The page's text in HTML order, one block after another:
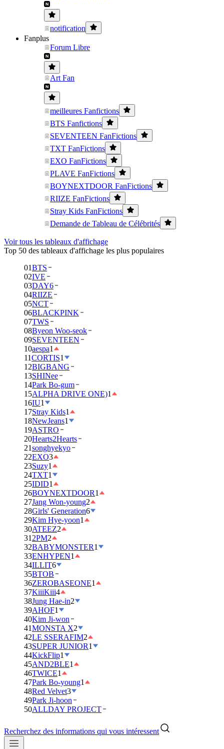
notification
Fanplus
Forum Libre
Art Fan
meilleures Fanfictions
BTS Fanfictions
SEVENTEEN FanFictions
TXT FanFictions
EXO FanFictions
PLAVE FanFictions
BOYNEXTDOOR FanFictions
RIIZE FanFictions
Stray Kids FanFictions
Demande de Tableau de Célébrités
Voir tous les tableaux d'affichage
Top 50 des tableaux d'affichage les plus populaires
01BTS
02IVE
03DAY6
04RIIZE
05NCT
06BLACKPINK
07TWS
08Byeon Woo-seok
09SEVENTEEN
10aespa1
11CORTIS1
12BIGBANG
13SHINee
14Park Bo-gum
15ALPHA DRIVE ONE)1
16IU1
17Stray Kids1
18NewJeans1
19ASTRO
20Hearts2Hearts
21songhyekyo
22EXO3
23Suzy1
24TXT1
25IDID1
26BOYNEXTDOOR1
27Jang Won-young2
28Girls' Generation6
29Kim Hye-yoon1
30ATEEZ2
31 2PM2
32BABYMONSTER1
33ENHYPEN1
34ILLIT6
35BTOB
36ZEROBASEONE1
37KiiiKiii4
38Jung Hae-in2
39AHOF1
40Kim Ji-won
41MONSTA X2
42LE SSERAFIM2
43SUPER JUNIOR1
44KickFlip1
45AND2BLE1
46TWICE1
47Park Bo-young1
48Red Velvet3
49Park Ji-hoon
50ALLDAY PROJECT
Recherchez des informations qui vous intéressent